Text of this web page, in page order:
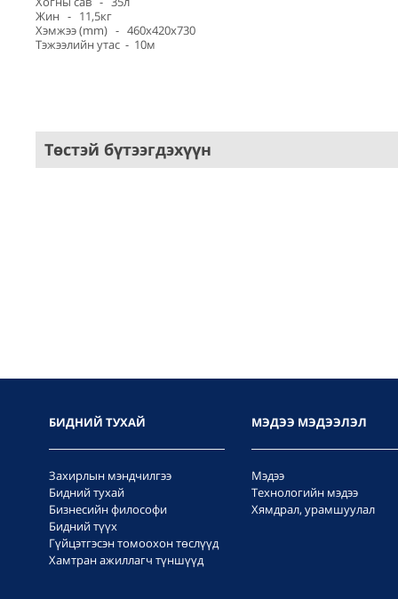
Жин - 11,5кг
Хэмжээ (mm) - 460x420x730
Тэжээлийн утас - 10м
Төстэй бүтээгдэхүүн
БИДНИЙ ТУХАЙ
Захирлын мэндчилгээ
Бидний тухай
Бизнесийн философи
Бидний түүх
Гүйцэтгэсэн томоохон төслүүд
Хамтран ажиллагч түншүүд
МЭДЭЭ МЭДЭЭЛЭЛ
Мэдээ
Технологийн мэдээ
Хямдрал, урамшуулал